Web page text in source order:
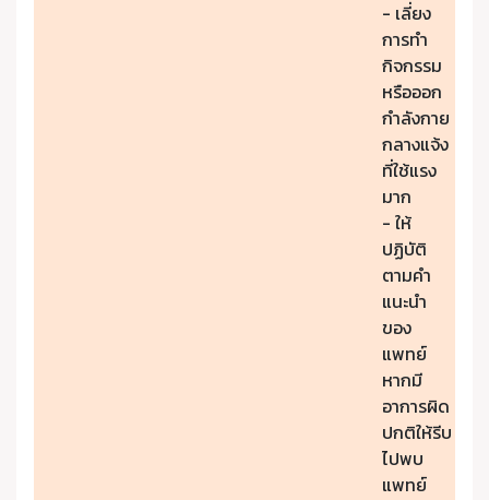
- เลี่ยง
การทำ
กิจกรรม
หรือออก
กำลังกาย
กลางแจ้ง
ที่ใช้แรง
มาก
- ให้
ปฏิบัติ
ตามคำ
แนะนำ
ของ
แพทย์
หากมี
อาการผิด
ปกติให้รีบ
ไปพบ
แพทย์